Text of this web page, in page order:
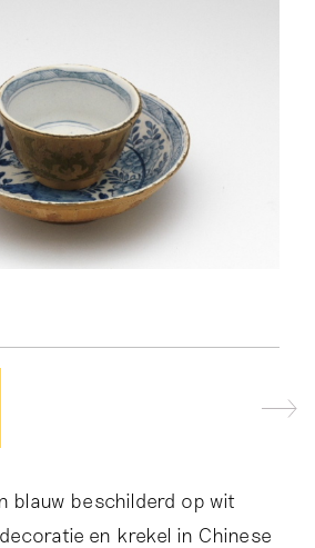
blauw beschilderd op wit
en krekel in Chinese